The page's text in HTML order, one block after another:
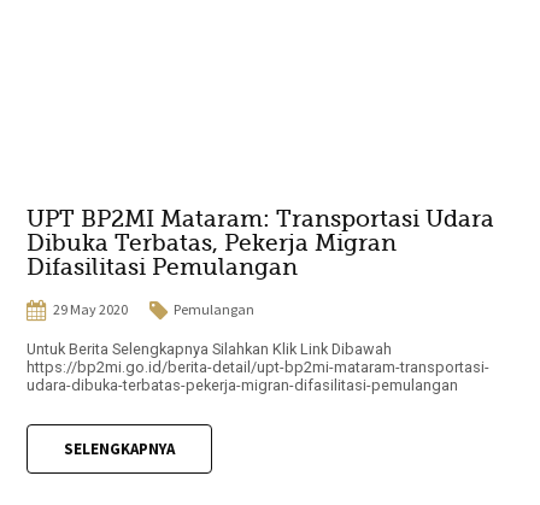
UPT BP2MI Mataram: Transportasi Udara
Dibuka Terbatas, Pekerja Migran
Difasilitasi Pemulangan
29 May 2020 Pemulangan
Untuk Berita Selengkapnya Silahkan Klik Link Dibawah
https://bp2mi.go.id/berita-detail/upt-bp2mi-mataram-transportasi-
udara-dibuka-terbatas-pekerja-migran-difasilitasi-pemulangan
SELENGKAPNYA